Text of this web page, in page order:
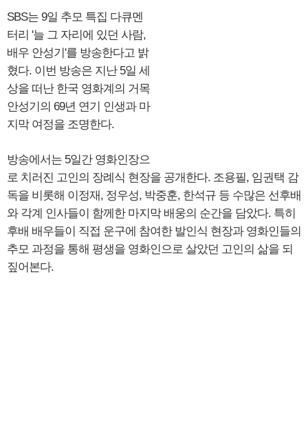
SBS는 9일 추모 특집 다큐멘
터리 '늘 그 자리에 있던 사람,
배우 안성기'를 방송한다고 밝
혔다. 이번 방송은 지난 5일 세
상을 떠난 한국 영화계의 거목
안성기의 69년 연기 인생과 마
지막 여정을 조명한다.
방송에서는 5일간 영화인장으
로 치러진 고인의 장례식 현장을 공개한다. 조용필, 임권택 감
독을 비롯해 이정재, 정우성, 박중훈, 한석규 등 수많은 선후배
와 각계 인사들이 함께한 마지막 배웅의 순간을 담았다. 특히
후배 배우들이 직접 운구에 참여한 발인식 현장과 영화인들의
추모 과정을 통해 평생을 영화인으로 살았던 고인의 삶을 되
짚어본다.